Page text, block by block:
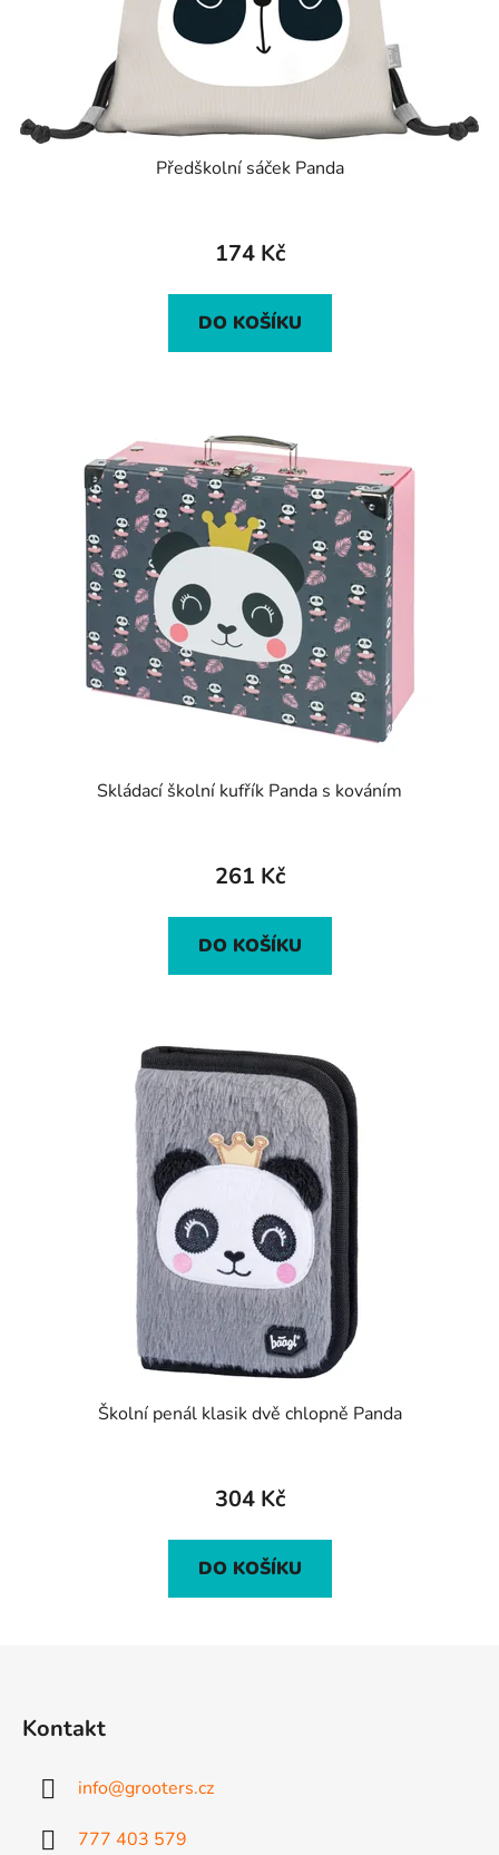
Předškolní sáček Panda
174 Kč
DO KOŠÍKU
Skládací školní kufřík Panda s kováním
261 Kč
DO KOŠÍKU
Školní penál klasik dvě chlopně Panda
304 Kč
DO KOŠÍKU
Kontakt
info@grooters.cz
777 403 579